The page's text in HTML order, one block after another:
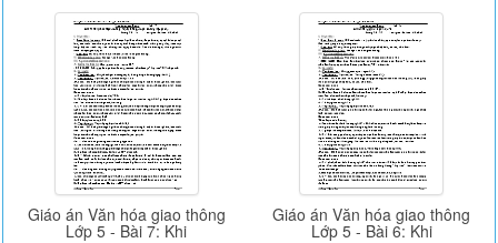
Giáo án Văn hóa giao thông
Lớp 5 - Bài 7: Khi
Giáo án Văn hóa giao thông
Lớp 5 - Bài 6: Khi